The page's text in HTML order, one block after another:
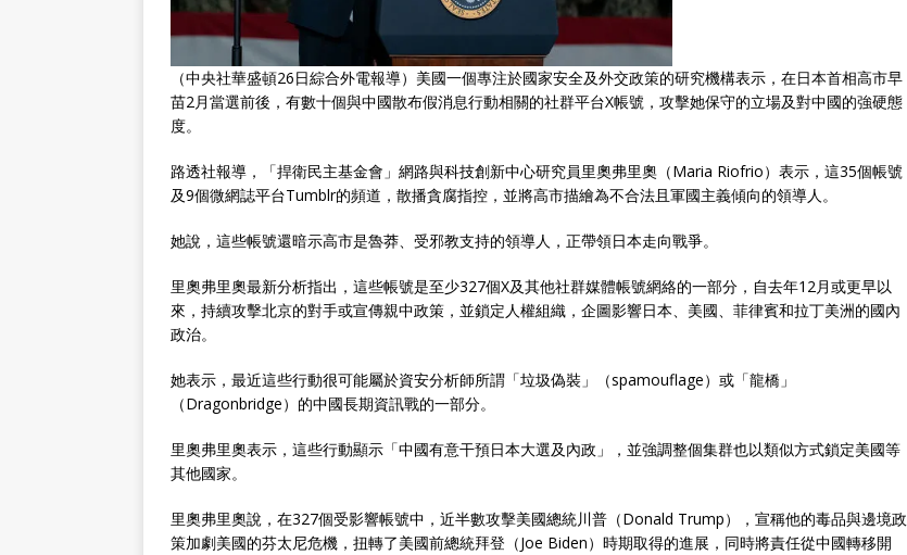
（中央社華盛頓26日綜合外電報導）美國一個專注於國家安全及外交政策的研究機構表示，在日本首相高市早
苗2月當選前後，有數十個與中國散布假消息行動相關的社群平台X帳號，攻擊她保守的立場及對中國的強硬態
度。
路透社報導，「捍衛民主基金會」網路與科技創新中心研究員里奧弗里奧（Maria Riofrio）表示，這35個帳號
及9個微網誌平台Tumblr的頻道，散播貪腐指控，並將高市描繪為不合法且軍國主義傾向的領導人。
她說，這些帳號還暗示高市是魯莽、受邪教支持的領導人，正帶領日本走向戰爭。
里奧弗里奧最新分析指出，這些帳號是至少327個X及其他社群媒體帳號網絡的一部分，自去年12月或更早以
來，持續攻擊北京的對手或宣傳親中政策，並鎖定人權組織，企圖影響日本、美國、菲律賓和拉丁美洲的國內
政治。
她表示，最近這些行動很可能屬於資安分析師所謂「垃圾偽裝」（spamouflage）或「龍橋」
（Dragonbridge）的中國長期資訊戰的一部分。
里奧弗里奧表示，這些行動顯示「中國有意干預日本大選及內政」，並強調整個集群也以類似方式鎖定美國等
其他國家。
里奧弗里奧說，在327個受影響帳號中，近半數攻擊美國總統川普（Donald Trump），宣稱他的毒品與邊境政
策加劇美國的芬太尼危機，扭轉了美國前總統拜登（Joe Biden）時期取得的進展，同時將責任從中國轉移開